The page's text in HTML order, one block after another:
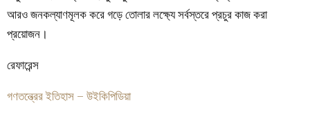
আরও জনকল্যাণমূলক করে গড়ে তোলার লক্ষ্যে সর্বস্তরে প্রচুর কাজ করা
প্রয়োজন।
রেফারেন্স
গণতন্ত্রের ইতিহাস – উইকিপিডিয়া